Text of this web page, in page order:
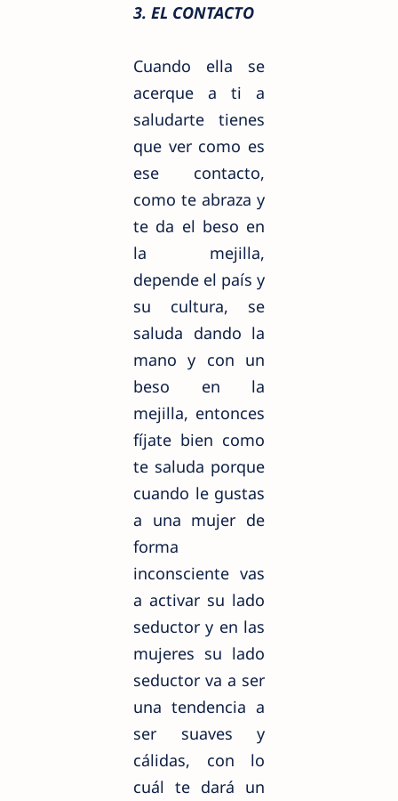
3. EL CONTACTO
Cuando ella se
acerque a ti a
saludarte tienes
que ver como es
ese contacto,
como te abraza y
te da el beso en
la mejilla,
depende el país y
su cultura, se
saluda dando la
mano y con un
beso en la
mejilla, entonces
fíjate bien como
te saluda porque
cuando le gustas
a una mujer de
forma
inconsciente vas
a activar su lado
seductor y en las
mujeres su lado
seductor va a ser
una tendencia a
ser suaves y
cálidas, con lo
cuál te dará un